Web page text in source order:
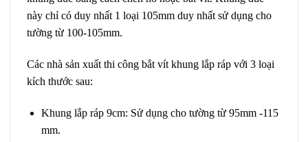
này chỉ có duy nhất 1 loại 105mm duy nhất sử dụng cho
tường từ 100-105mm.
Các nhà sản xuất thi công bắt vít khung lắp ráp với 3 loại
kích thước sau:
Khung lắp ráp 9cm: Sử dụng cho tường từ 95mm -115
mm.